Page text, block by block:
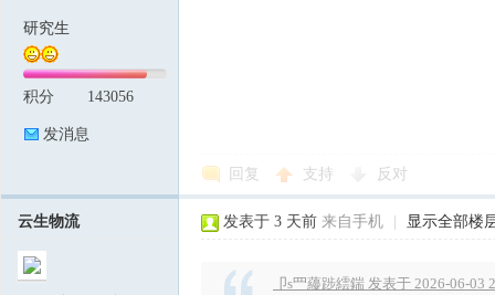
研究生
积分 143056
发消息
回复 支持 反对
云生物流 发表于 3 天前 来自手机 显示全部楼
卩s罒蘰踄繧鍴 发表于 2026-06-03